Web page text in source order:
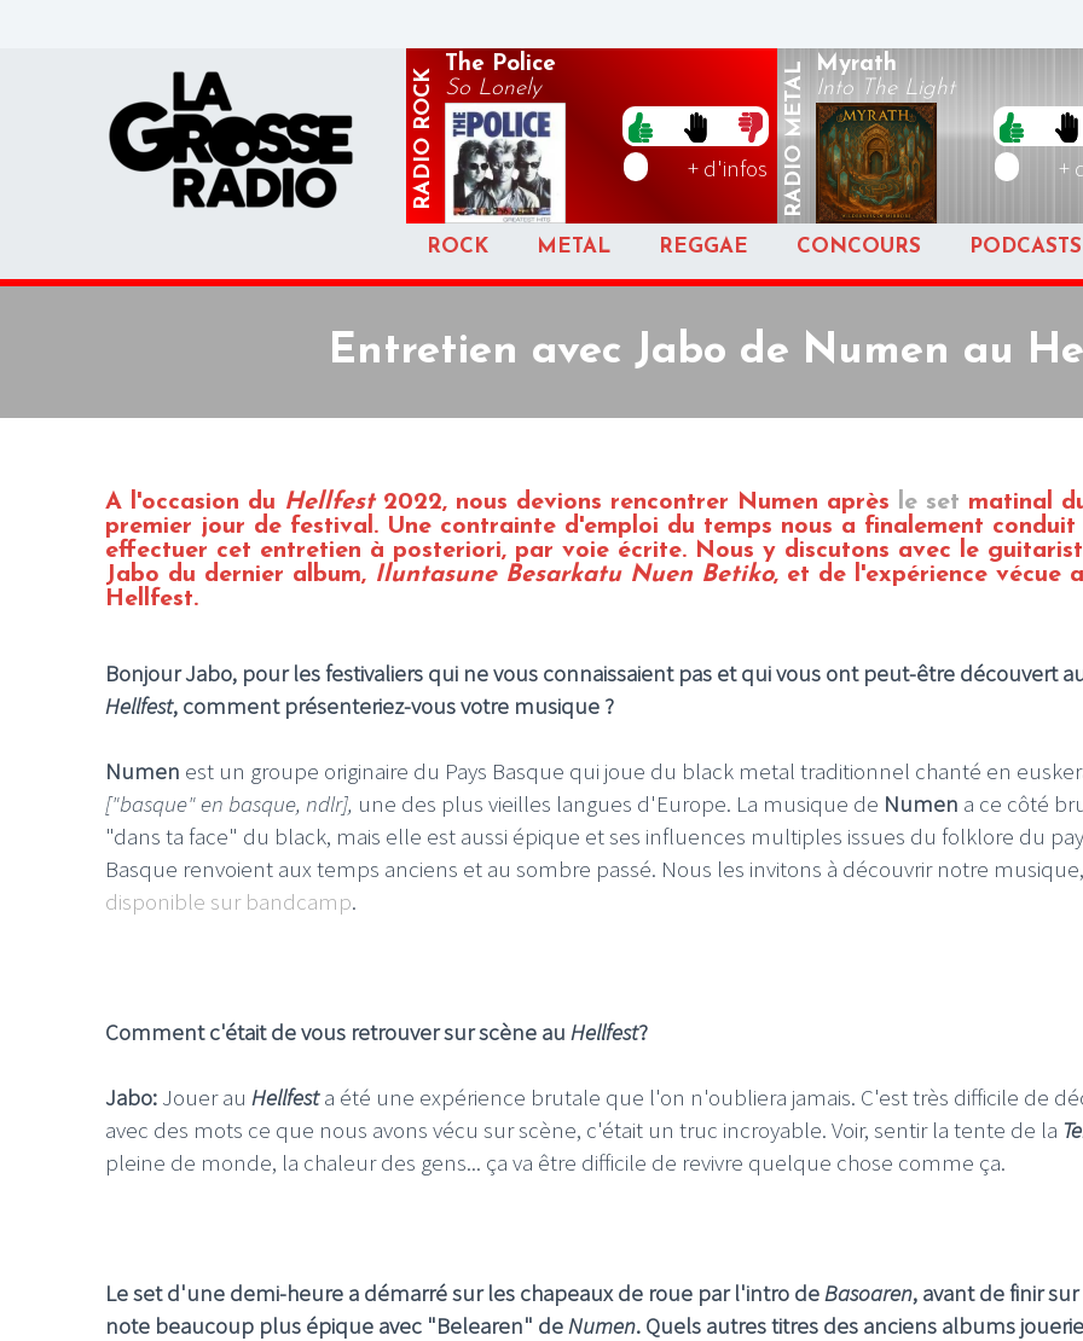
RADIO
ROCK
The Police
So Lonely
+ d'infos RADIO
METAL Myrath
Into The Light
+
ROCK METAL REGGAE CONCOURS PODCASTS
Entretien avec Jabo de Numen au
A l'occasion du Hellfest2022, nous devions rencontrer Numen après le set matinal
premier jour de festival. Une contrainte d'emploi du temps nous a finalement conduit
effectuer cet entretien à posteriori, par voie écrite. Nous y discutons avec le
Jabo du dernier album, Iluntasune Besarkatu Nuen Betiko, et de l'expérience vécue
Hellfest.
Bonjour Jabo, pour les festivaliers qui ne vous connaissaient pas et qui vous ont peut-être découvert
Hellfest, comment présenteriez-vous votre musique ?
Numen est un groupe originaire du Pays Basque qui joue du black metal traditionnel chanté en
["basque" en basque, ndlr], une des plus vieilles langues d'Europe. La musique de Numen a ce côté
"dans ta face" du black, mais elle est aussi épique et ses influences multiples issues du folklore du
Basque renvoient aux temps anciens et au sombre passé. Nous les invitons à découvrir notre musique,
disponible sur bandcamp.
Comment c'était de vous retrouver sur scène au Hellfest?
Jabo: Jouer au Hellfesta été une expérience brutale que l'on n'oubliera jamais. C'est très difficile de
avec des mots ce que nous avons vécu sur scène, c'était un truc incroyable. Voir, sentir la tente de la
pleine de monde, la chaleur des gens... ça va être difficile de revivre quelque chose comme ça.
Le set d'une demi-heure a démarré sur les chapeaux de roue par l'intro deBasoaren, avant de finir
note beaucoup plus épique avec "Belearen" deNumen. Quels autres titres des anciens albums